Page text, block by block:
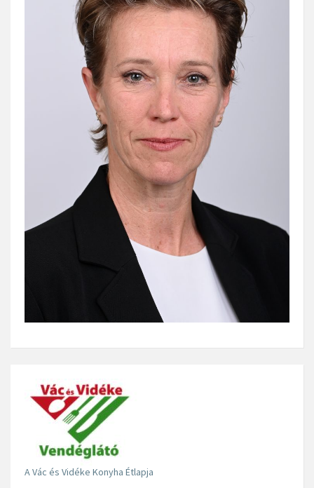
A Vác és Vidéke Konyha Étlapja